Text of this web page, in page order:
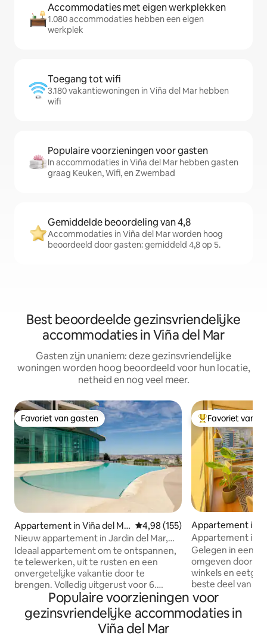
Accommodaties met eigen werkplekken
1.080 accommodaties hebben een eigen
werkplek
Toegang tot wifi
3.180 vakantiewoningen in Viña del Mar hebben
wifi
Populaire voorzieningen voor gasten
In accommodaties in Viña del Mar hebben gasten
graag Keuken, Wifi, en Zwembad
Gemiddelde beoordeling van 4,8
Accommodaties in Viña del Mar worden hoog
beoordeeld door gasten: gemiddeld 4,8 op 5.
Best beoordeelde gezinsvriendelijke
accommodaties in Viña del Mar
Gasten zijn unaniem: deze gezinsvriendelijke
woningen worden hoog beoordeeld voor hun locatie,
netheid en nog veel meer.
Favoriet van gasten
Favoriet van gasten
Appartement in Viña del Ma
r
Gemiddelde beoordeling van
4,98 (155)
Nieuw appartement in Jardin del Mar,
Reñaca. 360° uitzicht
Ideaal appartement om te ontspannen,
te telewerken, uit te rusten en een
onvergetelijke vakantie door te
brengen. Volledig uitgerust voor 6.
Huisdiervriendelijk. Twee slaapkamers
met eigen badkamer, elk met een
queensize bed en een complete
badkamer. Een comfortabele slaapbank
Topfavoriet van
Favoriet van
Appartement in
r
Appartement in
Viña, verwarmd
Gelegen in een
omgeven door
winkels en
beste deel van Viña
appartement is
uitgerust met een
gebouw beschikt
Populaire voorzieningen voor
gezinsvriendelijke accommodaties in
Viña del Mar